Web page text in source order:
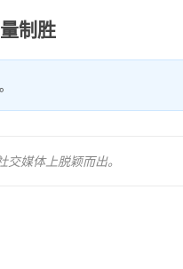
制胜
媒体上脱颖而出。